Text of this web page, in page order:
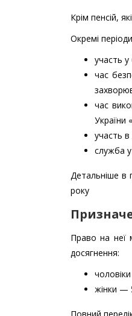
Крім пенсій,
Окремі
участь
час
час
України
участь
служба у
Детальніше в
року
Право на неї
досягнення:
жінки —